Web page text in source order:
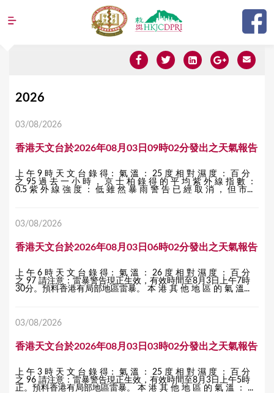
Jump to navigation
Y
a
e
e
2026
03/08/2026
香港天文台於2026年08月03日09時02分發出之天氣報告
上 午 9 時 天 文 台 錄 得： 氣 溫 ： 25 度 相 對 濕 度 ： 百 分
之 95 過 去 一 小 時 ， 京 士 柏 錄 得 的 平 均 紫 外 線 指 數 ：
0.5 紫 外 線 強 度 ： 低 雖 然 暴 雨 警 告 已 經 取 消 ， 但 市...
03/08/2026
香港天文台於2026年08月03日06時02分發出之天氣報告
上 午 6 時 天 文 台 錄 得： 氣 溫 ： 26 度 相 對 濕 度 ： 百 分
之 97 請注意：雷暴警告現正生效，有效時間至8月3日上午7時
30分。預料香港有局部地區雷暴。 本 港 其 他 地 區 的 氣 溫...
03/08/2026
香港天文台於2026年08月03日03時02分發出之天氣報告
上 午 3 時 天 文 台 錄 得： 氣 溫 ： 25 度 相 對 濕 度 ： 百 分
之 96 請注意：雷暴警告現正生效，有效時間至8月3日上午5時
正。預料香港有局部地區雷暴。 本 港 其 他 地 區 的 氣 溫 ： ...